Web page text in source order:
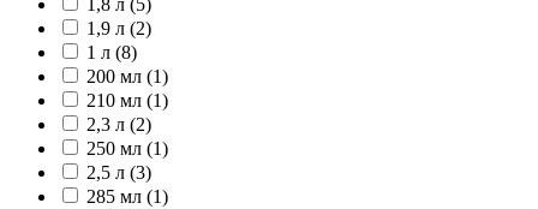
1,8 л (5)
1,9 л (2)
1 л (8)
200 мл (1)
210 мл (1)
2,3 л (2)
250 мл (1)
2,5 л (3)
285 мл (1)